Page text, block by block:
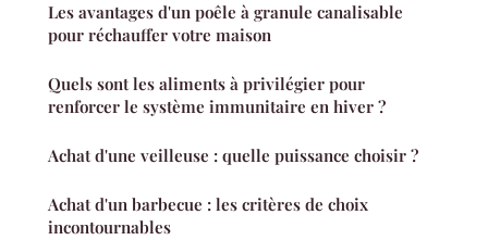
Les avantages d'un poêle à granule canalisable
pour réchauffer votre maison
Quels sont les aliments à privilégier pour
renforcer le système immunitaire en hiver ?
Achat d'une veilleuse : quelle puissance choisir ?
Achat d'un barbecue : les critères de choix
incontournables